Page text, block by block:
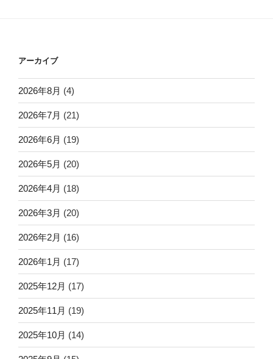
アーカイブ
2026年8月 (4)
2026年7月 (21)
2026年6月 (19)
2026年5月 (20)
2026年4月 (18)
2026年3月 (20)
2026年2月 (16)
2026年1月 (17)
2025年12月 (17)
2025年11月 (19)
2025年10月 (14)